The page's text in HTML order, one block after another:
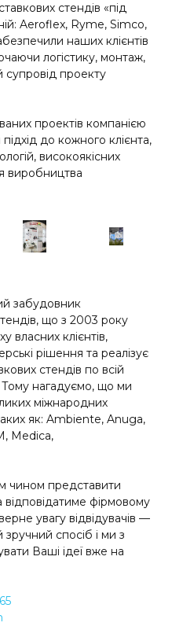
стендів «під
Aeroflex, Ryme, Simco,
наших клієнтів
логістику, монтаж,
супровід проекту
проектів компанією
до кожного клієнта,
високоякісних
виробництва
забудовник
що з 2003 року
власних клієнтів,
рішення та реалізує
стендів по всій
Тому нагадуємо, що ми
міжнародних
як: Ambiente, Anuga,
Medica,
чином представити
фірмовому
увагу відвідувачів —
зручний спосіб і ми з
Ваші ідеї вже на